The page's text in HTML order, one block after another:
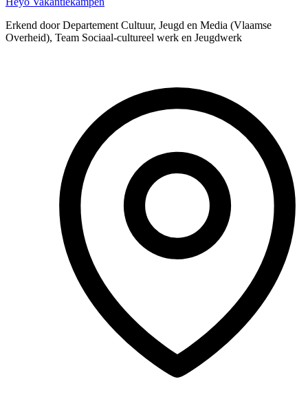
Erkend door Departement Cultuur, Jeugd en Media (Vlaamse
Overheid), Team Sociaal-cultureel werk en Jeugdwerk